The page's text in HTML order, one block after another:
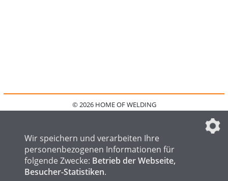
© 2026 HOME OF WELDING
IMPRESSUM
FAQ
DATENSCHUTZEINSTELLUNGEN
Wir speichern und verarbeiten Ihre
personenbezogenen Informationen für
folgende Zwecke: Betrieb der Webseite,
Besucher-Statistiken.